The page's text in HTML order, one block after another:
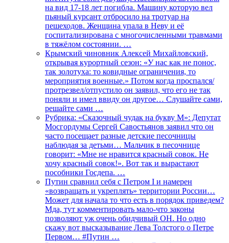
на вид 17-18 лет погибла. Машину которую вел
пьяный курсант отбросило на тротуар на
пешеходов. Женщина упала в Неву и её
госпитализирована с многочисленными травмами
в тяжёлом состоянии. …
Крымский чиновник Алексей Михайловский,
открывая курортный сезон: «У нас как не понос,
так золотуха: то ковидные ограничения, то
мероприятия военные.» Потом когда проспался/
протрезвел/отпустило он заявил, что его не так
поняли и имел ввиду он другое… Слушайте сами,
решайте сами …
Рубрика: «Сказочный чудак на букву М»: Депутат
Мосгордумы Сергей Савостьянов заявил что он
часто посещает разные детские песочницы
наблюдая за детьми… Мальчик в песочнице
говорит: «Мне не нравится красный совок. Не
хочу красный совок!». Вот так и вырастают
пособники Госдепа. …
Путин сравнил себя с Петром I и намерен
«возвращать и укреплять» территории России…
Может для начала то что есть в порядок приведем?
Мда, тут комментировать мало-что законы
позволяют уж очень обидчивый ОН. Но одно
скажу вот высказывание Лева Толстого о Петре
Первом… #Путин …